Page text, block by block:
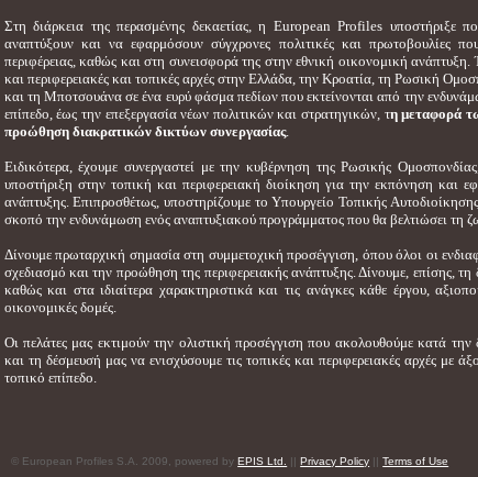
Στη διάρκεια της περασμένης δεκαετίας, η European Profiles υποστήριξε
αναπτύξουν και να εφαρμόσουν σύγχρονες πολιτικές και πρωτοβουλίες
περιφέρειας, καθώς και στη συνεισφορά της στην εθνική οικονομική ανάπτυξη.
και περιφερειακές και τοπικές αρχές στην Ελλάδα, την Κροατία, τη Ρωσική
και τη Μποτσουάνα σε ένα ευρύ φάσμα πεδίων που εκτείνονται από την
επίπεδο, έως την επεξεργασία νέων πολιτικών και στρατηγικών, τη μεταφορά
προώθηση διακρατικών δικτύων συνεργασίας.
Ειδικότερα, έχουμε συνεργαστεί με την κυβέρνηση της Ρωσικής
υποστήριξη στην τοπική και περιφερειακή διοίκηση για την εκπόνηση και
ανάπτυξης. Επιπροσθέτως, υποστηρίζουμε το Υπουργείο Τοπικής
σκοπό την ενδυνάμωση ενός αναπτυξιακού προγράμματος που θα βελτιώσει τη
Δίνουμε πρωταρχική σημασία στη συμμετοχική προσέγγιση, όπου όλοι οι
σχεδιασμό και την προώθηση της περιφερειακής ανάπτυξης. Δίνουμε, επίσης,
καθώς και στα ιδιαίτερα χαρακτηριστικά και τις ανάγκες κάθε έργου,
οικονομικές δομές.
Οι πελάτες μας εκτιμούν την ολιστική προσέγγιση που ακολουθούμε κατά
και τη δέσμευσή μας να ενισχύσουμε τις τοπικές και περιφερειακές αρχές με
τοπικό επίπεδο.
© European Profiles S.A. 2009, powered byEPIS Ltd. ||Privacy Policy ||Terms of Use